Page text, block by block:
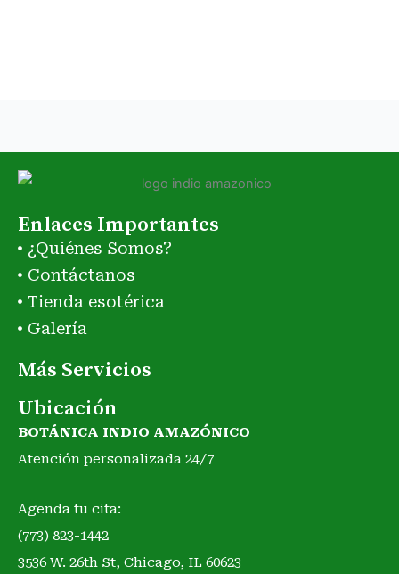
Enlaces Importantes
¿Quiénes Somos?
Contáctanos
Tienda esotérica
Galería
Más Servicios
Ubicación
BOTÁNICA INDIO AMAZÓNICO
Atención personalizada 24/7
Agenda tu cita:
(773) 823-1442
3536 W. 26th St, Chicago, IL 60623